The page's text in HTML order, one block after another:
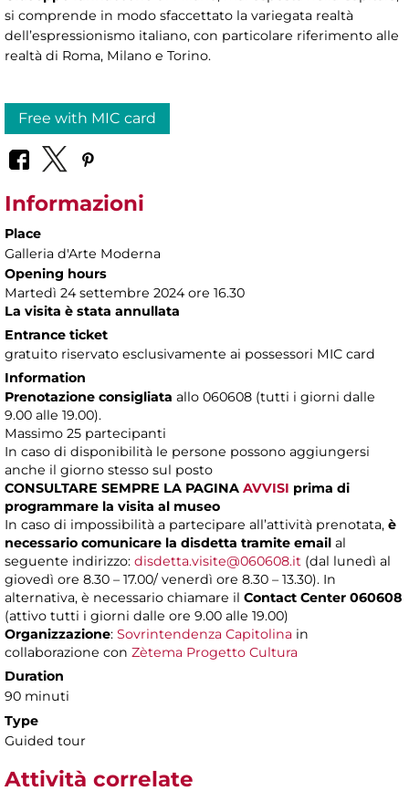
si comprende in modo sfaccettato la variegata realtà
dell’espressionismo italiano, con particolare riferimento alle
realtà di Roma, Milano e Torino.
Free with MIC card
Informazioni
Place
Galleria d'Arte Moderna
Opening hours
Martedì 24 settembre 2024 ore 16.30
La visita è stata annullata
Entrance ticket
gratuito riservato esclusivamente ai possessori MIC card
Information
Prenotazione consigliata allo 060608 (tutti i giorni dalle
9.00 alle 19.00).
Massimo 25 partecipanti
In caso di disponibilità le persone possono aggiungersi
anche il giorno stesso sul posto
CONSULTARE SEMPRE LA PAGINA AVVISI prima di
programmare la visita al museo
In caso di impossibilità a partecipare all’attività prenotata, è
necessario comunicare la disdetta tramite email al
seguente indirizzo: disdetta.visite@060608.it (dal lunedì al
giovedì ore 8.30 – 17.00/ venerdì ore 8.30 – 13.30). In
alternativa, è necessario chiamare il Contact Center 060608
(attivo tutti i giorni dalle ore 9.00 alle 19.00)
Organizzazione: Sovrintendenza Capitolina in
collaborazione con Zètema Progetto Cultura
Duration
90 minuti
Type
Guided tour
Attività correlate